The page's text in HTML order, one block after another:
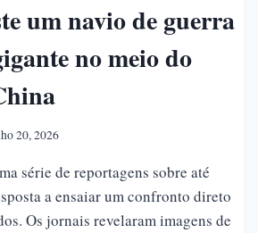
um navio de guerra
no meio do
20, 2026
série de reportagens sobre até
a ensaiar um confronto direto
Os jornais revelaram imagens de